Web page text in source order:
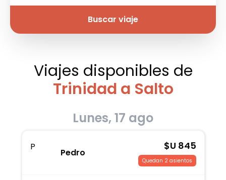
Buscar viaje
Viajes disponibles de
Trinidad a Salto
Lunes, 17 ago
P
Pedro
$U 845
Quedan 2 asientos